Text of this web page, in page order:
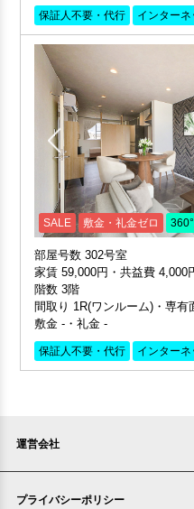
保証人不要・代行 インター
SALE 敷金・礼金ゼロ
部屋号数 302号室
家賃 59,000円・共益費 4,000
階数 3階
間取り 1R(ワンルーム)・専有
敷金 -・礼金 -
保証人不要・代行 インター
運営会社
プライバシーポリシー